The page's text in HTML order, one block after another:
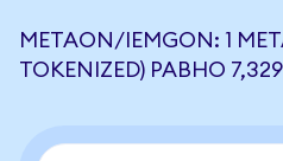
METAON/IEMGON: 1
TOKENIZED) РАВНО